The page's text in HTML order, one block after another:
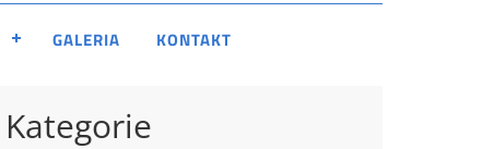
GALERIA KONTAKT
Kategorie